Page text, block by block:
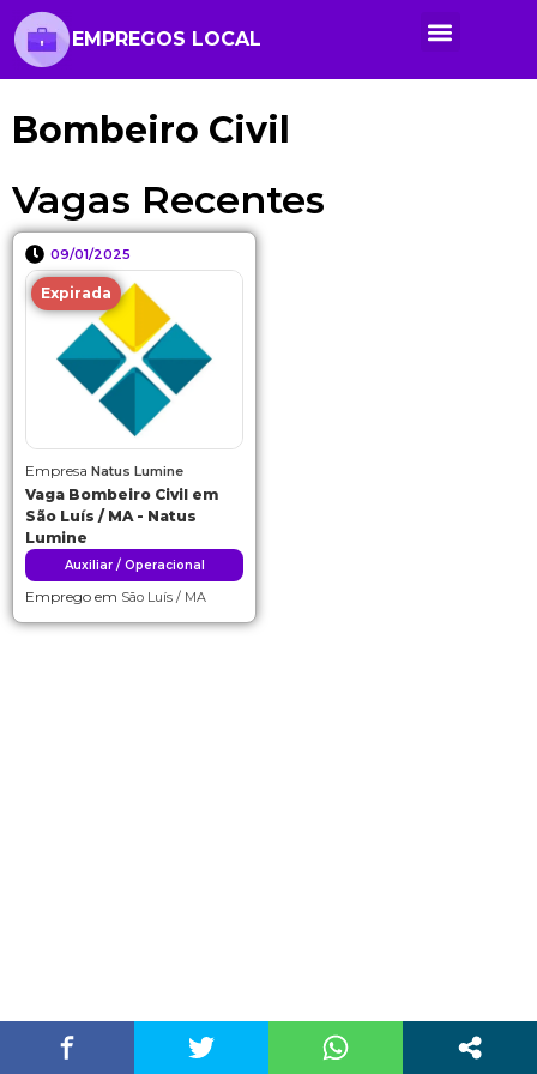
EMPREGOS LOCAL
Bombeiro Civil
Vagas Recentes
09/01/2025
Expirada
Empresa Natus Lumine
Vaga Bombeiro Civil em
São Luís / MA - Natus
Lumine
Auxiliar / Operacional
Emprego em São Luís / MA